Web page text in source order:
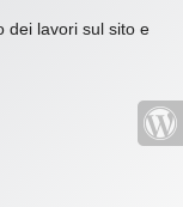
dei lavori sul sito e